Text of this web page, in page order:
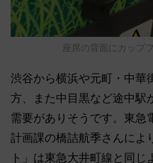
座席の背面にカップ
渋谷から横浜や元町・中華
方、また中目黒など途中駅
需要がありそうです。東急
計画課の橋詰航季さんによ
ト」は東急大井町線と同じ